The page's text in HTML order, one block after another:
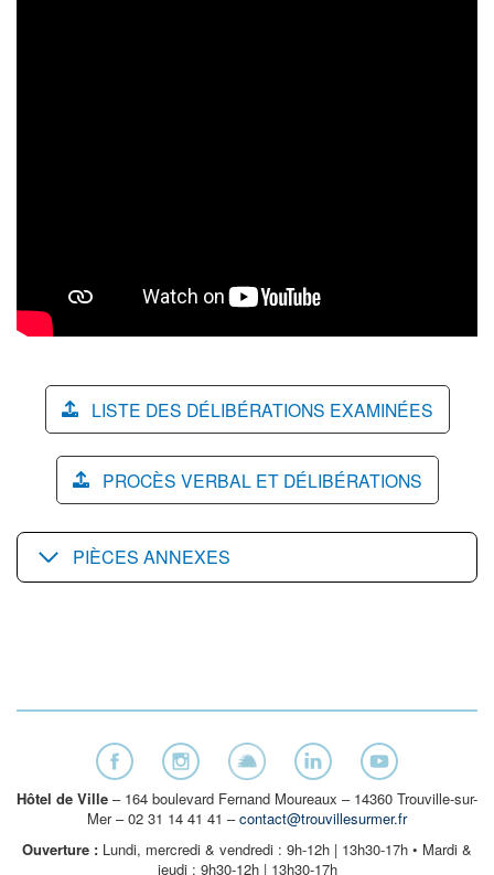
LISTE DES DÉLIBÉRATIONS EXAMINÉES
PROCÈS VERBAL ET DÉLIBÉRATIONS
PIÈCES ANNEXES
Hôtel de Ville – 164 boulevard Fernand Moureaux – 14360 Trouville-sur-
Mer – 02 31 14 41 41 –contact@trouvillesurmer.fr
Ouverture : Lundi, mercredi & vendredi : 9h-12h | 13h30-17h • Mardi &
jeudi : 9h30-12h | 13h30-17h